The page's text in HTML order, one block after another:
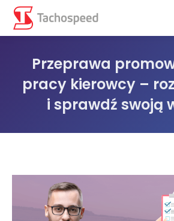
Przeprawa
pracy kierowcy –
i sprawdź swoją